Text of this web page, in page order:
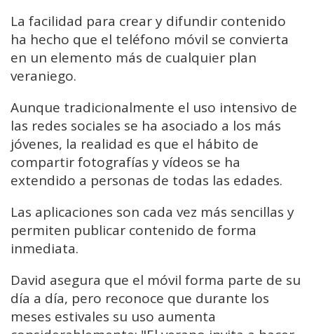
La facilidad para crear y difundir contenido
ha hecho que el teléfono móvil se convierta
en un elemento más de cualquier plan
veraniego.
Aunque tradicionalmente el uso intensivo de
las redes sociales se ha asociado a los más
jóvenes, la realidad es que el hábito de
compartir fotografías y vídeos se ha
extendido a personas de todas las edades.
Las aplicaciones son cada vez más sencillas y
permiten publicar contenido de forma
inmediata.
David asegura que el móvil forma parte de su
día a día, pero reconoce que durante los
meses estivales su uso aumenta